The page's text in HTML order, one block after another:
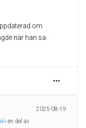
om
när han sa .
2025-08-19
en del av